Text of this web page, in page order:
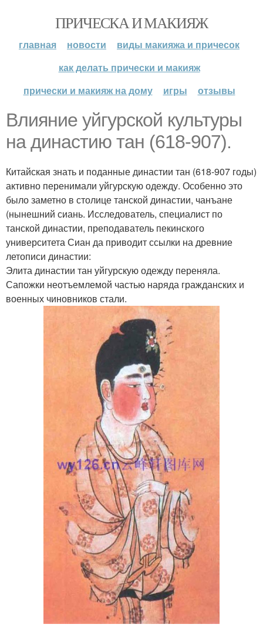
ПРИЧЕСКА И МАКИЯЖ
главная новости
виды макияжа и причесок
как делать прически и макияж
прически и макияж на дому
игры отзывы
Влияние уйгурской культуры
на династию тан (618-907).
Китайская знать и поданные династии тан (618-907 годы)
активно перенимали уйгурскую одежду. Особенно это
было заметно в столице танской династии, чанъане
(нынешний сиань. Исследователь, специалист по
танской династии, преподаватель пекинского
университета Сиан да приводит ссылки на древние
летописи династии:
Элита династии тан уйгурскую одежду переняла.
Сапожки неотъемлемой частью наряда гражданских и
военных чиновников стали.